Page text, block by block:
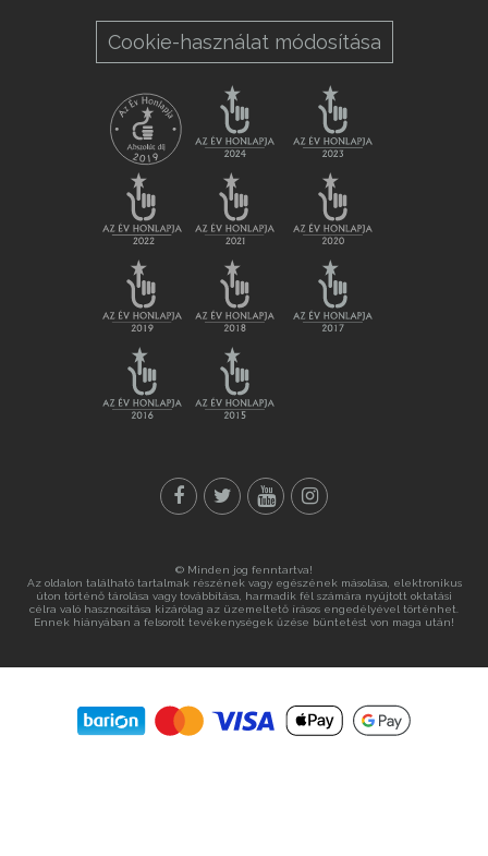
Cookie-használat módosítása
© Minden jog fenntartva!
Az oldalon található tartalmak részének vagy egészének másolása, elektronikus
úton történő tárolása vagy továbbítása, harmadik fél számára nyújtott oktatási
célra való hasznosítása kizárólag az üzemeltető írásos engedélyével történhet.
Ennek hiányában a felsorolt tevékenységek űzése büntetést von maga után!